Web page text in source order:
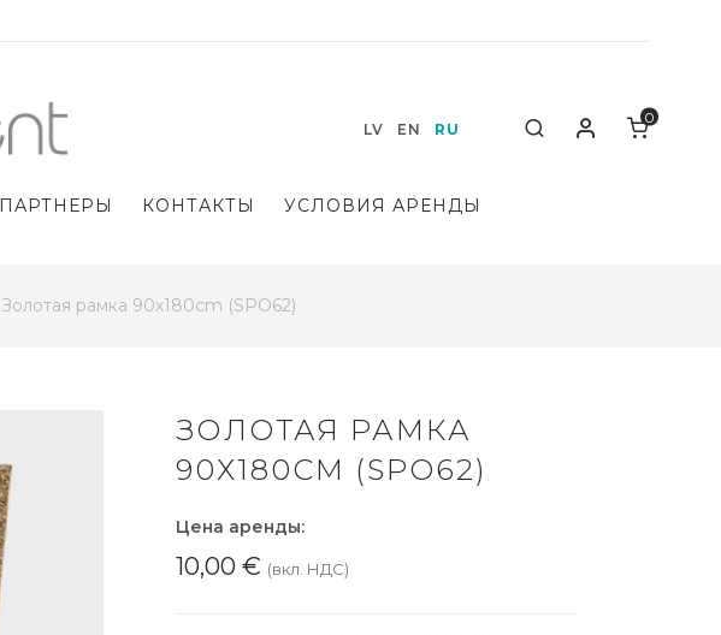
ПАРТНЕРЫ КОНТАКТЫ УСЛОВИЯ АРЕНДЫ
LV EN RU Search Мой аккаунт
0
Золотая рамка 90х180cm (SPO62)
ЗОЛОТАЯ РАМКА
90Х180CM (SPO62)
Цена аренды:
10,00€ (вкл. НДС)